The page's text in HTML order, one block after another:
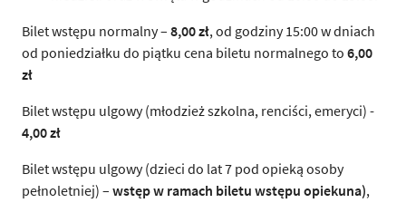
Bilet wstępu normalny – 8,00 zł, od godziny 15:00 w dniach
od poniedziałku do piątku cena biletu normalnego to 6,00
zł
Bilet wstępu ulgowy (młodzież szkolna, renciści, emeryci) -
4,00 zł
Bilet wstępu ulgowy (dzieci do lat 7 pod opieką osoby
pełnoletniej) – wstęp w ramach biletu wstępu opiekuna),